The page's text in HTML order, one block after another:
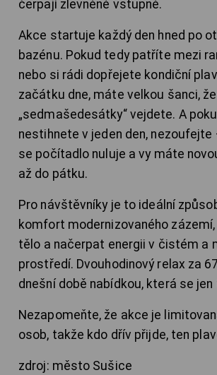
čerpají zlevněné vstupné.
Akce startuje každý den hned po
bazénu. Pokud tedy patříte mezi
nebo si rádi dopřejete kondiční
začátku dne, máte velkou šanci,
„sedmašedesátky“ vejdete. A
nestihnete v jeden den, nezoufejte
se počítadlo nuluje a vy máte
až do pátku.
Pro návštěvníky je to ideální
komfort modernizovaného
tělo a načerpat energii v čistém a
prostředí. Dvouhodinový relax za
dnešní době nabídkou, která se
Nezapomeňte, že akce je
osob, takže kdo dřív přijde, ten
zdroj: město Sušice